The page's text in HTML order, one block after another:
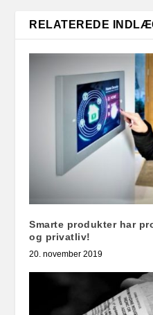
RELATEREDE
Smarte produkter har
og privatliv!
20. november 2019